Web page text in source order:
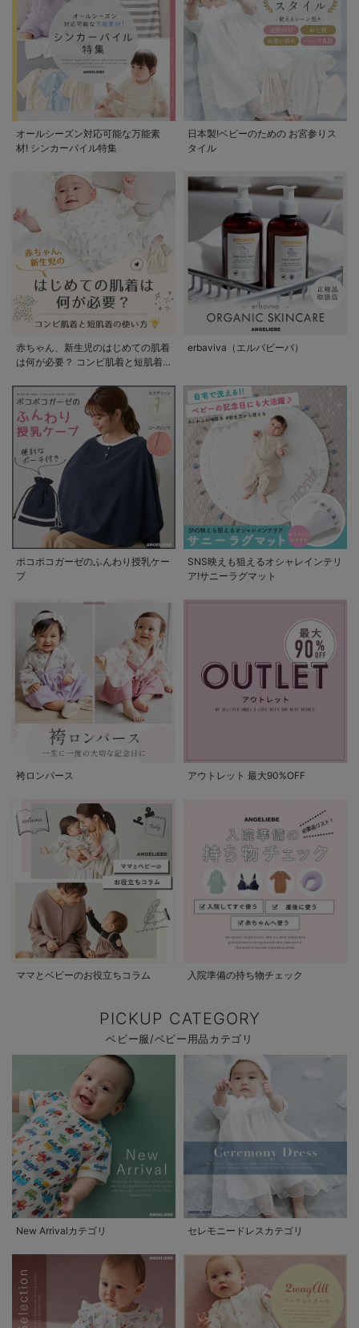
オールシーズン対応可能な万能素
材! シンカーパイル特集
日本製!ベビーのための お宮参りス
タイル
赤ちゃん、新生児のはじめての肌着
は何が必要？ コンビ肌着と短肌着
erbaviva（エルバビーバ）
ポコポコガーゼのふんわり授乳ケー
プ
SNS映えも狙えるオシャレインテリ
ア!サニーラグマット
袴ロンパース アウトレット 最大90%OFF
ママとベビーのお役立ちコラム 入院準備の持ち物チェック
PICKUP CATEGORY
ベビー服/ベビー用品カテゴリ
New Arrivalカテゴリ セレモニードレスカテゴリ